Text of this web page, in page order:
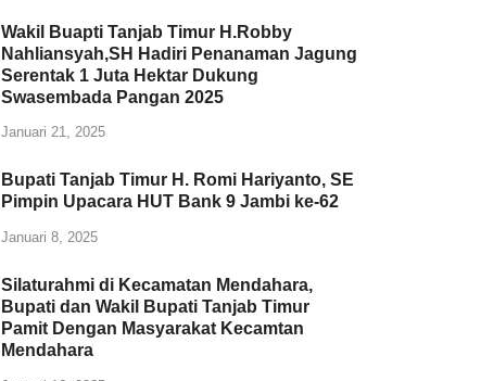
Wakil Buapti Tanjab Timur H.Robby
Nahliansyah,SH Hadiri Penanaman Jagung
Serentak 1 Juta Hektar Dukung
Swasembada Pangan 2025
Januari 21, 2025
Bupati Tanjab Timur H. Romi Hariyanto, SE
Pimpin Upacara HUT Bank 9 Jambi ke-62
Januari 8, 2025
Silaturahmi di Kecamatan Mendahara,
Bupati dan Wakil Bupati Tanjab Timur
Pamit Dengan Masyarakat Kecamtan
Mendahara